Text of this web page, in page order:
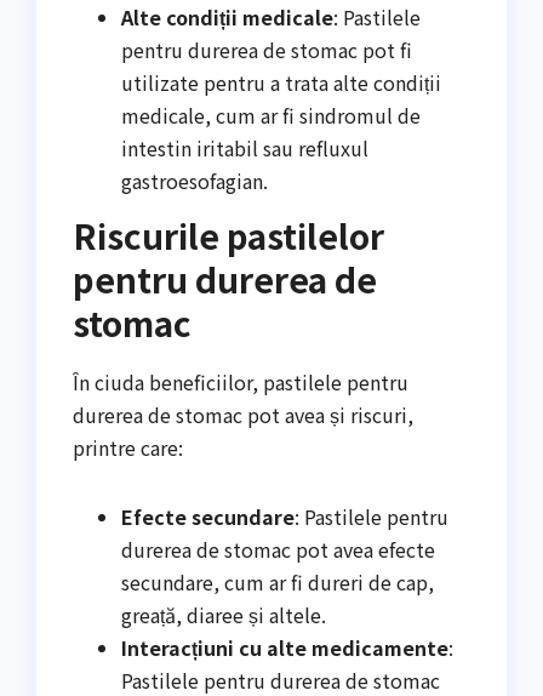
Alte condiții medicale: Pastilele
pentru durerea de stomac pot fi
utilizate pentru a trata alte condiții
medicale, cum ar fi sindromul de
intestin iritabil sau refluxul
gastroesofagian.
Riscurile pastilelor
pentru durerea de
stomac
În ciuda beneficiilor, pastilele pentru
durerea de stomac pot avea și riscuri,
printre care:
Efecte secundare: Pastilele pentru
durerea de stomac pot avea efecte
secundare, cum ar fi dureri de cap,
greață, diaree și altele.
Interacțiuni cu alte medicamente:
Pastilele pentru durerea de stomac